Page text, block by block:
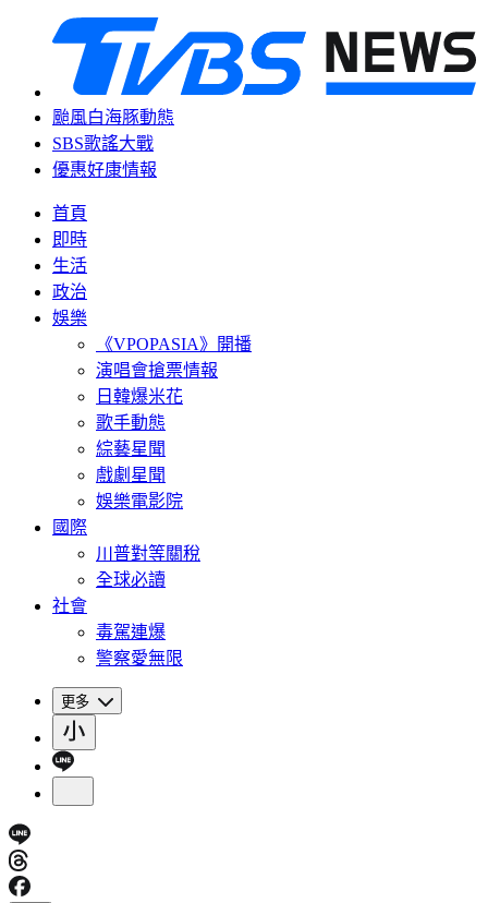
颱風白海豚動態
SBS歌謠大戰
優惠好康情報
首頁
即時
生活
政治
娛樂
《VPOPASIA》開播
演唱會搶票情報
日韓爆米花
歌手動態
綜藝星聞
戲劇星聞
娛樂電影院
國際
川普對等關稅
全球必讀
社會
毒駕連爆
警察愛無限
更多